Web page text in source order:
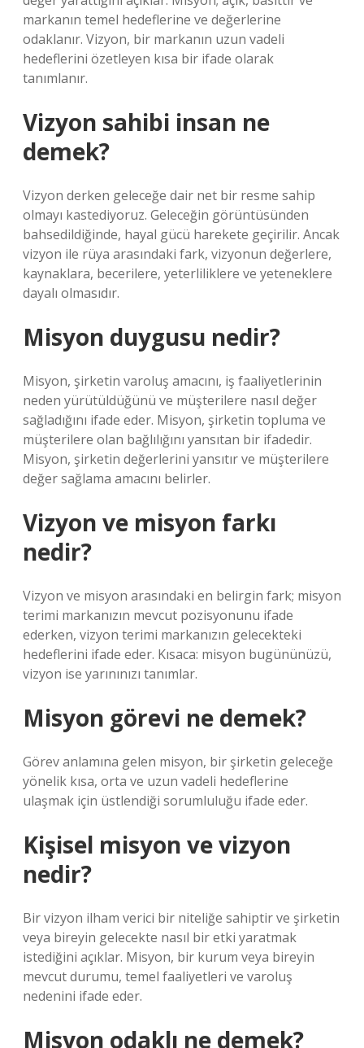
markanın temel hedeflerine ve değerlerine
odaklanır. Vizyon, bir markanın uzun vadeli
hedeflerini özetleyen kısa bir ifade olarak
tanımlanır.
Vizyon sahibi insan ne
demek?
Vizyon derken geleceğe dair net bir resme sahip
olmayı kastediyoruz. Geleceğin görüntüsünden
bahsedildiğinde, hayal gücü harekete geçirilir. Ancak
vizyon ile rüya arasındaki fark, vizyonun değerlere,
kaynaklara, becerilere, yeterliliklere ve yeteneklere
dayalı olmasıdır.
Misyon duygusu nedir?
Misyon, şirketin varoluş amacını, iş faaliyetlerinin
neden yürütüldüğünü ve müşterilere nasıl değer
sağladığını ifade eder. Misyon, şirketin topluma ve
müşterilere olan bağlılığını yansıtan bir ifadedir.
Misyon, şirketin değerlerini yansıtır ve müşterilere
değer sağlama amacını belirler.
Vizyon ve misyon farkı
nedir?
Vizyon ve misyon arasındaki en belirgin fark; misyon
terimi markanızın mevcut pozisyonunu ifade
ederken, vizyon terimi markanızın gelecekteki
hedeflerini ifade eder. Kısaca: misyon bugününüzü,
vizyon ise yarınınızı tanımlar.
Misyon görevi ne demek?
Görev anlamına gelen misyon, bir şirketin geleceğe
yönelik kısa, orta ve uzun vadeli hedeflerine
ulaşmak için üstlendiği sorumluluğu ifade eder.
Kişisel misyon ve vizyon
nedir?
Bir vizyon ilham verici bir niteliğe sahiptir ve şirketin
veya bireyin gelecekte nasıl bir etki yaratmak
istediğini açıklar. Misyon, bir kurum veya bireyin
mevcut durumu, temel faaliyetleri ve varoluş
nedenini ifade eder.
Misyon odaklı ne demek?